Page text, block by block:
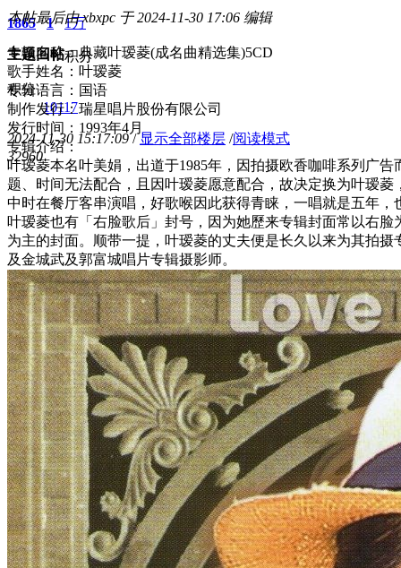
1865
主题
1
回帖
1万
积分
积分
10117
2024-11-30 15:17:09 / 显示全部楼层 /阅读模式
32960
本帖最后由 xbxpc 于 2024-11-30 17:06 编辑
专辑名称：典藏叶瑷菱(成名曲精选集)5CD
歌手姓名：叶瑷菱
专辑语言：国语
制作发行：瑞星唱片股份有限公司
发行时间：1993年4月
专辑介绍：
叶瑷菱本名叶美娟，出道于1985年，因拍摄欧香咖啡系列广
题、时间无法配合，且因叶瑷菱愿意配合，故决定换为叶瑷
中时在餐厅客串演唱，好歌喉因此获得青睐，一唱就是五年
叶瑷菱也有「右脸歌后」封号，因为她歷来专辑封面常以右
为主的封面。顺带一提，叶瑷菱的丈夫便是长久以来为其拍
及金城武及郭富城唱片专辑摄影师。